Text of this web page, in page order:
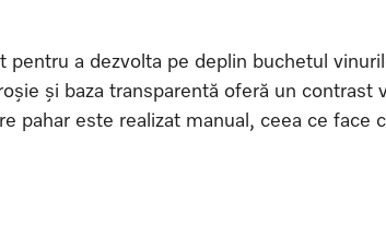
pentru a dezvolta pe deplin buchetul
și baza transparentă oferă un contrast
pahar este realizat manual, ceea ce face